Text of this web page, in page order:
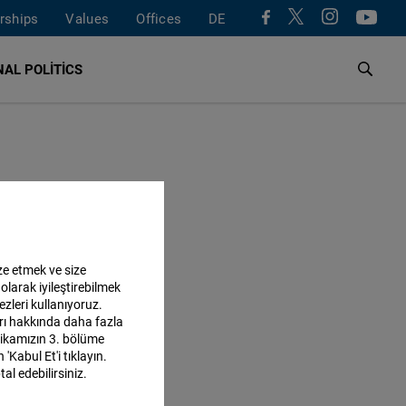
Values Offices DE
POLITICS
etmek ve size
iyileştirebilmek
kullanıyoruz.
hakkında daha fazla
3. bölüme
Et'i tıklayın.
edebilirsiniz.